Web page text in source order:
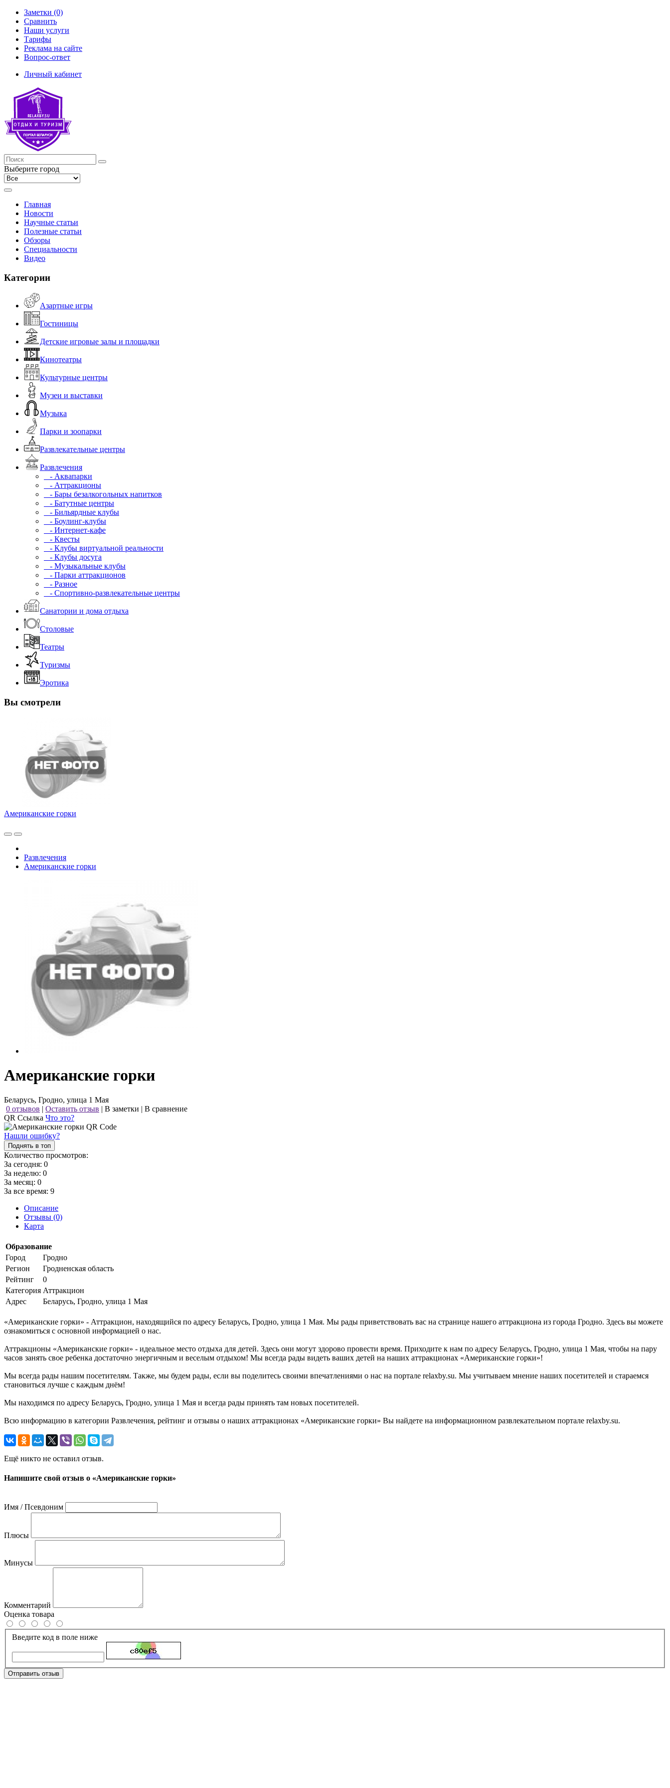
Заметки (0)
Сравнить
Наши услуги
Тарифы
Реклама на сайте
Вопрос-ответ
Личный кабинет
Выберите город
Главная
Новости
Научные статьи
Полезные статьи
Обзоры
Специальности
Видео
Категории
Азартные игры
Гостиницы
Детские игровые залы и площадки
Кинотеатры
Культурные центры
Музеи и выставки
Музыка
Парки и зоопарки
Развлекательные центры
Развлечения
- Аквапарки
- Аттракционы
- Бары безалкогольных напитков
- Батутные центры
- Бильярдные клубы
- Боулинг-клубы
- Интернет-кафе
- Квесты
- Клубы виртуальной реальности
- Клубы досуга
- Музыкальные клубы
- Парки аттракционов
- Разное
- Спортивно-развлекательные центры
Санатории и дома отдыха
Столовые
Театры
Туризмы
Эротика
Вы смотрели
Американские горки
Развлечения
Американские горки
Американские горки
Беларусь, Гродно, улица 1 Мая
0 отзывов | Оставить отзыв | В заметки | В сравнение
QR Ссылка Что это?
Нашли ошибку?
Поднять в топ
Количество просмотров:
За сегодня: 0
За неделю: 0
За месяц: 0
За все время: 9
Описание
Отзывы (0)
Карта
Образование
Город
Гродно
Регион
Гродненская область
Рейтинг
0
Категория Аттракцион
Адрес
Беларусь, Гродно, улица 1 Мая
«Американские горки» - Аттракцион, находящийся по адресу Беларусь, Гродно, улица 1 Мая. Мы рады приветствовать вас на странице нашего аттракциона из города Гродно. Здесь вы можете
ознакомиться с основной информацией о нас.
Аттракционы «Американские горки» - идеальное место отдыха для детей. Здесь они могут здорово провести время. Приходите к нам по адресу Беларусь, Гродно, улица 1 Мая, чтобы на пару
часов занять свое ребенка достаточно энергичным и веселым отдыхом! Мы всегда рады видеть ваших детей на наших аттракционах «Американские горки»!
Мы всегда рады нашим посетителям. Также, мы будем рады, если вы поделитесь своими впечатлениями о нас на портале relaxby.su. Мы учитываем мнение наших посетителей и стараемся
становиться лучше с каждым днём!
Мы находимся по адресу Беларусь, Гродно, улица 1 Мая и всегда рады принять там новых посетителей.
Всю информацию в категории Развлечения, рейтинг и отзывы о наших аттракционах «Американские горки» Вы найдете на информационном развлекательном портале relaxby.su.
Ещё никто не оставил отзыв.
Напишите свой отзыв о «Американские горки»
Имя / Псевдоним
Плюсы
Минусы
Комментарий
Оценка товара
Введите код в поле ниже
Отправить отзыв